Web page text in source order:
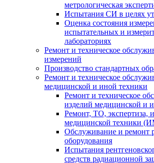
метрологическая
Испытания СИ в целях
Оценка состояния
испытательных и
лабораториях
Ремонт и техническое
измерений
Производство стандартных
Ремонт и техническое
медицинской и иной техники
Ремонт и техническое
изделий медицинской и
Ремонт, ТО, экспертиза,
медицинской техники
Обслуживание и ремонт
оборудования
Испытания
средств радиационной